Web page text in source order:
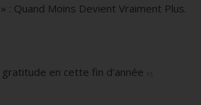
: Quand Moins Devient Vraiment Plus.
en cette fin d’année